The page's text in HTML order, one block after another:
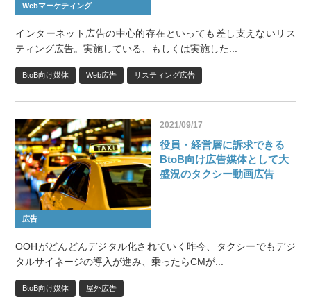
Webマーケティング
インターネット広告の中心的存在といっても差し支えないリス
ティング広告。実施している、もしくは実施した...
BtoB向け媒体 Web広告 リスティング広告
広告
2021/09/17
役員・経営層に訴求できる
BtoB向け広告媒体として大
盛況のタクシー動画広告
OOHがどんどんデジタル化されていく昨今、タクシーでもデジ
タルサイネージの導入が進み、乗ったらCMが...
BtoB向け媒体 屋外広告